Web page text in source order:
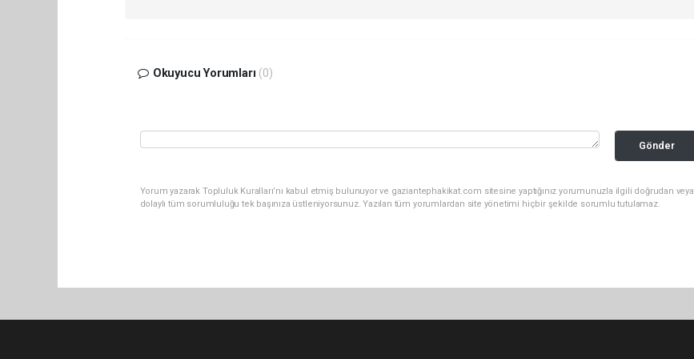
Okuyucu Yorumları (0)
Gönder
Yorum yazarak Topluluk Kuralları’nı kabul etmiş bulunuyor ve gaziantephakikat.com sitesine yaptığınız yorumunuzla ilgili doğrudan veya
dolaylı tüm sorumluluğu tek başınıza üstleniyorsunuz. Yazılan tüm yorumlardan site yönetimi hiçbir şekilde sorumlu tutulamaz.